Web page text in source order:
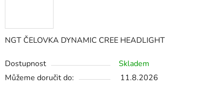
NGT ČELOVKA DYNAMIC CREE HEADLIGHT
Dostupnost
Skladem
Můžeme doručit do:
11.8.2026